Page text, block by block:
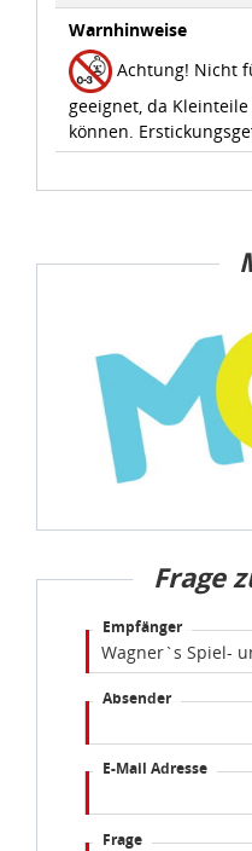
Warnhinweise
Achtung! Nicht
geeignet, da
können.
Frage
Empfänger
Absender
E-Mail Adresse
Frage